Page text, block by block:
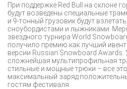
При поддержке Red Bull на склоне
будут возведены специальные
и 9-тонный грузовик будут
сноубордистами и лыжниками.
звездного турнира World
получило премию как лучший
версии Russian Snowboard Awards.
сложнейшая мультипрофильная
стильные и мощные трюки – все
максимальный заряд
гостям фестиваля.